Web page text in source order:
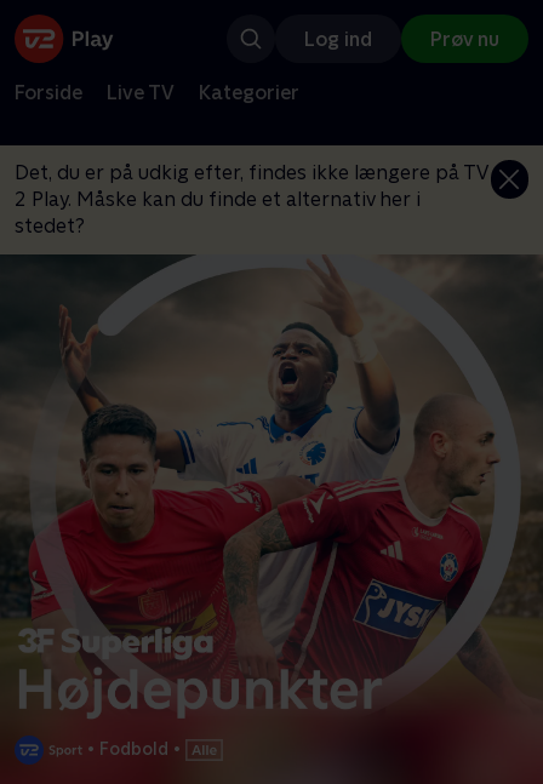
Log ind Prøv nu
Forside Live TV Kategorier
Det, du er på udkig efter, findes ikke længere på TV
2 Play. Måske kan du finde et alternativ her i
stedet?
• Fodbold •